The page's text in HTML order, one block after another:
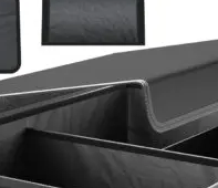
Navigatie Duster 2011
Navigatie Duster 2019
Audi
Navigatie Audi A3 8p
Navigatie Audi A4
Navigatie Audi A4 B6
Navigatie Audi A4 B7
Navigatie Audi A4 B8
Navigatie Audi A5